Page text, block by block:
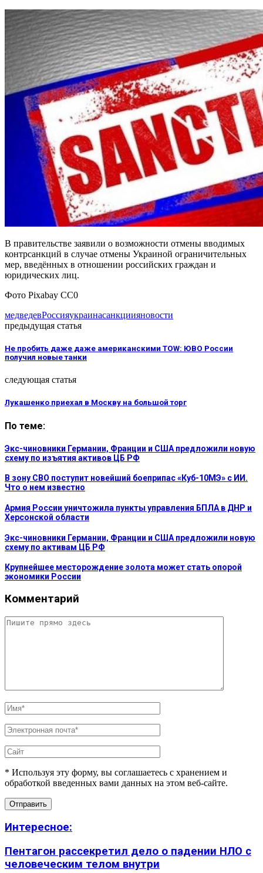
В правительстве заявили о возможности отмены вводимых
контрсанкций в случае отмены Украиной ограничительных
мер, введённых в отношении российских граждан и
юридических лиц.
Фото Pixabay CC0
медведевРоссияукраинасанкциияновости
предыдущая статья
Не пробить даже даже американскими TOW: ЮВО России
получил новые танки
следующая статья
Лукашенко приехал в Москву на большой торг
По теме:
Экс-чиновники Германии, Франции и США предложили новую
схему по изъятия активов ЦБ РФ
В зону СВО поступит новейший боеприпас «Куб-10МЭ» с ИИ.
Что о нем известно
Армия России уничтожила пункты управления БПЛА в ДНР и
Херсонской области
Экс-чиновники Германии, Франции и США предложили новую
схему по активам ЦБ РФ
Крупнейшее месторождение золота может стать опорой
экономики России
Комментарий
* Используя эту форму, вы соглашаетесь с хранением и
обработкой введенных вами данных на этом веб-сайте.
Интересное:
Пентагон рассекретил дело о падении НЛО с
человеческим телом внутри